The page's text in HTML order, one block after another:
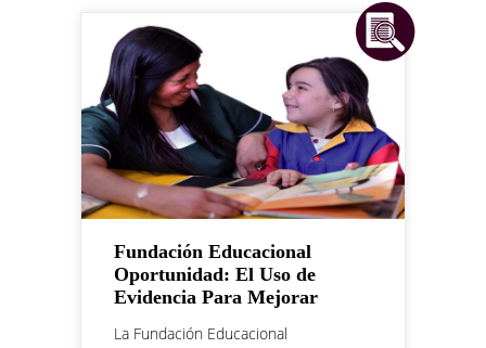
Fundación Educacional
Oportunidad: El Uso de
Evidencia Para Mejorar
La Fundación Educacional